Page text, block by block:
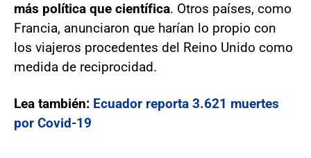
más política que científica. Otros países, como
Francia, anunciaron que harían lo propio con
los viajeros procedentes del Reino Unido como
medida de reciprocidad.
Lea también: Ecuador reporta 3.621 muertes
por Covid-19